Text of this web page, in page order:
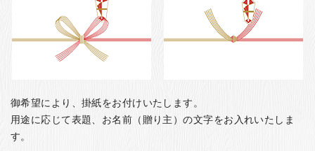
御希望により、掛紙をお付けいたします。
用途に応じて表題、お名前（贈り主）の文字をお入れいたしま
す。